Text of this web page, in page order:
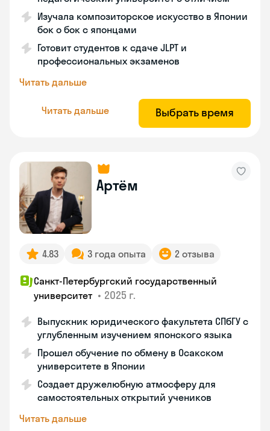
Изучала композиторское искусство в Японии
бок о бок с японцами
Готовит студентов к сдаче JLPT и
профессиональных экзаменов
Читать дальше
Читать дальше Выбрать время
Артём
4.83 3 года опыта 2 отзыва
Санкт-Петербургский государственный
университет • 2025 г.
Выпускник юридического факультета СПбГУ с
углубленным изучением японского языка
Прошел обучение по обмену в Осакском
университете в Японии
Создает дружелюбную атмосферу для
самостоятельных открытий учеников
Читать дальше